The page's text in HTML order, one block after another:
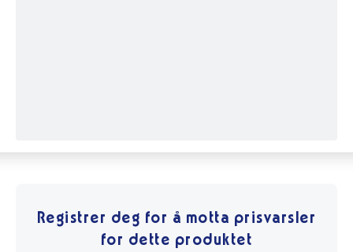
Registrer deg for å motta prisvarsler
for dette produktet